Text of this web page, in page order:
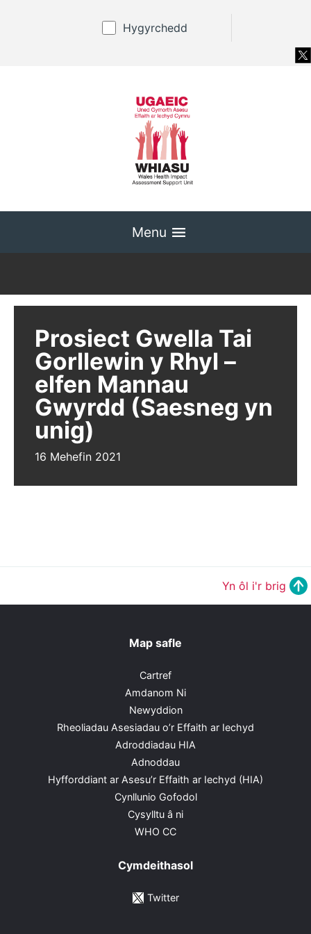
Hygyrchedd
Menu
Prosiect Gwella Tai
Gorllewin y Rhyl –
elfen Mannau
Gwyrdd (Saesneg yn
unig)
16 Mehefin 2021
Yn ôl i'r brig
Map safle
Cartref
Amdanom Ni
Newyddion
Rheoliadau Asesiadau o’r Effaith ar Iechyd
Adroddiadau HIA
Adnoddau
Hyfforddiant ar Asesu’r Effaith ar Iechyd (HIA)
Cynllunio Gofodol
Cysylltu â ni
WHO CC
Cymdeithasol
Twitter